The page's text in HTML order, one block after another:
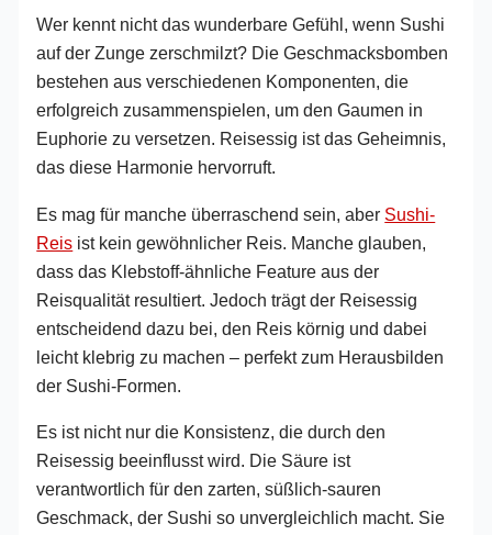
Wer kennt nicht das wunderbare Gefühl, wenn Sushi
auf der Zunge zerschmilzt? Die Geschmacksbomben
bestehen aus verschiedenen Komponenten, die
erfolgreich zusammenspielen, um den Gaumen in
Euphorie zu versetzen. Reisessig ist das Geheimnis,
das diese Harmonie hervorruft.
Es mag für manche überraschend sein, aber Sushi-
Reis ist kein gewöhnlicher Reis. Manche glauben,
dass das Klebstoff-ähnliche Feature aus der
Reisqualität resultiert. Jedoch trägt der Reisessig
entscheidend dazu bei, den Reis körnig und dabei
leicht klebrig zu machen – perfekt zum Herausbilden
der Sushi-Formen.
Es ist nicht nur die Konsistenz, die durch den
Reisessig beeinflusst wird. Die Säure ist
verantwortlich für den zarten, süßlich-sauren
Geschmack, der Sushi so unvergleichlich macht. Sie